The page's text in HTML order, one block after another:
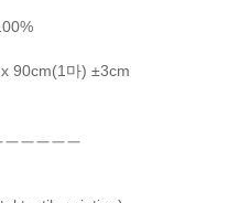
90cm(1마) ±3cm
ㅡㅡㅡㅡ